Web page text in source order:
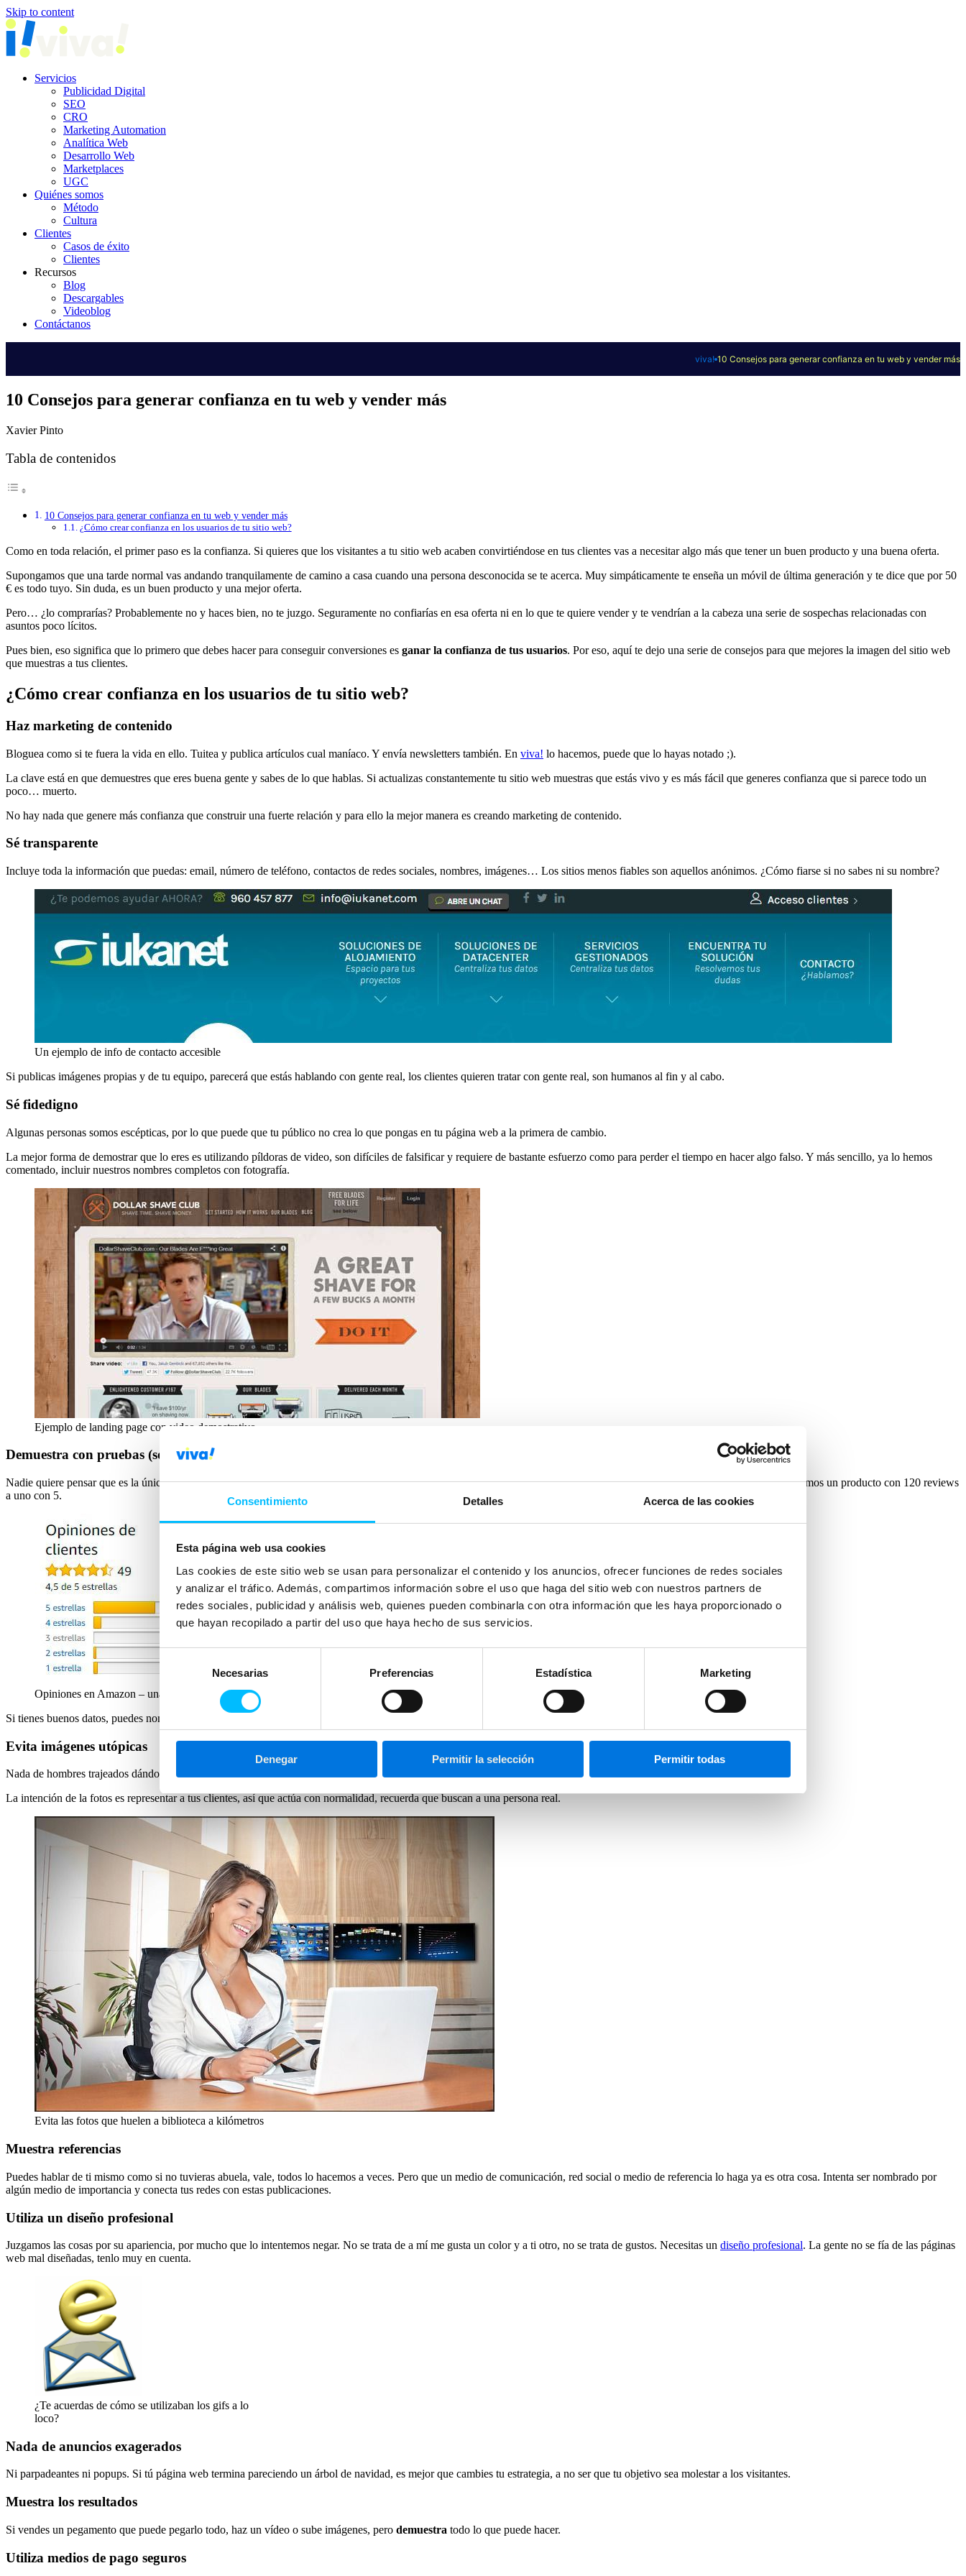
Consentimiento Detalles Acerca de las cookies
Esta página web usa cookies
Las cookies de este sitio web se usan para personalizar el contenido y los anuncios, ofrecer funciones de redes sociales
y analizar el tráfico. Además, compartimos información sobre el uso que haga del sitio web con nuestros partners de
redes sociales, publicidad y análisis web, quienes pueden combinarla con otra información que les haya proporcionado o
que hayan recopilado a partir del uso que haya hecho de sus servicios.
Selección
de
consentimiento
Necesarias Preferencias Estadística Marketing
Denegar Permitir la selección Permitir todas
Skip to content
Servicios
Publicidad Digital
SEO
CRO
Marketing Automation
Analítica Web
Desarrollo Web
Marketplaces
UGC
Quiénes somos
Método
Cultura
Clientes
Casos de éxito
Clientes
Recursos
Blog
Descargables
Videoblog
Contáctanos
viva! 10 Consejos para generar confianza en tu web y vender más
10 Consejos para generar confianza en tu web y vender más
Xavier Pinto
Tabla de contenidos
10 Consejos para generar confianza en tu web y vender más
¿Cómo crear confianza en los usuarios de tu sitio web?
Como en toda relación, el primer paso es la confianza. Si quieres que los visitantes a tu sitio web acaben convirtiéndose en tus clientes vas a necesitar algo más que tener un buen producto y una buena oferta.
Supongamos que una tarde normal vas andando tranquilamente de camino a casa cuando una persona desconocida se te acerca. Muy simpáticamente te enseña un móvil de última generación y te dice que por 50
€ es todo tuyo. Sin duda, es un buen producto y una mejor oferta.
Pero… ¿lo comprarías? Probablemente no y haces bien, no te juzgo. Seguramente no confiarías en esa oferta ni en lo que te quiere vender y te vendrían a la cabeza una serie de sospechas relacionadas con
asuntos poco lícitos.
Pues bien, eso significa que lo primero que debes hacer para conseguir conversiones es ganar la confianza de tus usuarios. Por eso, aquí te dejo una serie de consejos para que mejores la imagen del sitio web
que muestras a tus clientes.
¿Cómo crear confianza en los usuarios de tu sitio web?
Haz marketing de contenido
Bloguea como si te fuera la vida en ello. Tuitea y publica artículos cual maníaco. Y envía newsletters también. En viva! lo hacemos, puede que lo hayas notado ;).
La clave está en que demuestres que eres buena gente y sabes de lo que hablas. Si actualizas constantemente tu sitio web muestras que estás vivo y es más fácil que generes confianza que si parece todo un
poco… muerto.
No hay nada que genere más confianza que construir una fuerte relación y para ello la mejor manera es creando marketing de contenido.
Sé transparente
Incluye toda la información que puedas: email, número de teléfono, contactos de redes sociales, nombres, imágenes… Los sitios menos fiables son aquellos anónimos. ¿Cómo fiarse si no sabes ni su nombre?
Un ejemplo de info de contacto accesible
Si publicas imágenes propias y de tu equipo, parecerá que estás hablando con gente real, los clientes quieren tratar con gente real, son humanos al fin y al cabo.
Sé fidedigno
Algunas personas somos escépticas, por lo que puede que tu público no crea lo que pongas en tu página web a la primera de cambio.
La mejor forma de demostrar que lo eres es utilizando píldoras de video, son difíciles de falsificar y requiere de bastante esfuerzo como para perder el tiempo en hacer algo falso. Y más sencillo, ya lo hemos
comentado, incluir nuestros nombres completos con fotografía.
Ejemplo de landing page con video demostrativo
Demuestra con pruebas (social proof)
Nadie quiere pensar que es la única persona comprando un producto. Solemos hacer lo que otras personas también hacen, seguimos a la masa. Por eso, es más probable que elijamos un producto con 120 reviews
a uno con 5.
Opiniones en Amazon – una de las claves de su éxito
Si tienes buenos datos, puedes nombrar tu número de clientes, de lectores del blog, de suscriptores a tus newsletters o cualquier otra cifra que te parezca impresionante.
Evita imágenes utópicas
Nada de hombres trajeados dándose la mano, nada de mujeres riendo solas o ese tipo de imágenes irreales.
La intención de la fotos es representar a tus clientes, así que actúa con normalidad, recuerda que buscan a una persona real.
Evita las fotos que huelen a biblioteca a kilómetros
Muestra referencias
Puedes hablar de ti mismo como si no tuvieras abuela, vale, todos lo hacemos a veces. Pero que un medio de comunicación, red social o medio de referencia lo haga ya es otra cosa. Intenta ser nombrado por
algún medio de importancia y conecta tus redes con estas publicaciones.
Utiliza un diseño profesional
Juzgamos las cosas por su apariencia, por mucho que lo intentemos negar. No se trata de a mí me gusta un color y a ti otro, no se trata de gustos. Necesitas un diseño profesional. La gente no se fía de las páginas
web mal diseñadas, tenlo muy en cuenta.
¿Te acuerdas de cómo se utilizaban los gifs a lo
loco?
Nada de anuncios exagerados
Ni parpadeantes ni popups. Si tú página web termina pareciendo un árbol de navidad, es mejor que cambies tu estrategia, a no ser que tu objetivo sea molestar a los visitantes.
Muestra los resultados
Si vendes un pegamento que puede pegarlo todo, haz un vídeo o sube imágenes, pero demuestra todo lo que puede hacer.
Utiliza medios de pago seguros